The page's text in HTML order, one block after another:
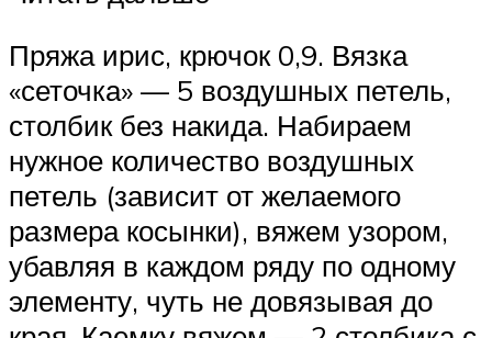
Пряжа ирис, крючок 0,9. Вязка
«сеточка» — 5 воздушных петель,
столбик без накида. Набираем
нужное количество воздушных
петель (зависит от желаемого
размера косынки), вяжем узором,
убавляя в каждом ряду по одному
элементу, чуть не довязывая до